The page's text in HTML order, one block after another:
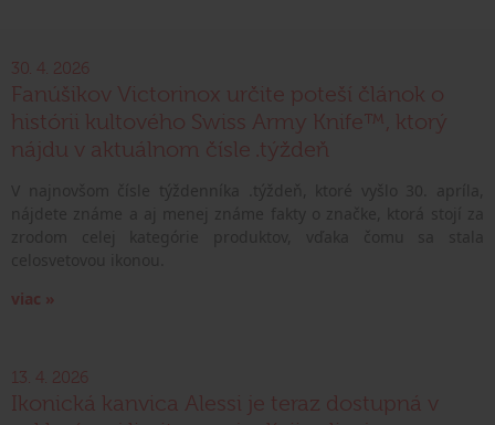
30. 4. 2026
Fanúšikov Victorinox určite poteší článok o
histórii kultového Swiss Army Knife™, ktorý
nájdu v aktuálnom čísle .týždeň
viac »
13. 4. 2026
Ikonická kanvica Alessi je teraz dostupná v